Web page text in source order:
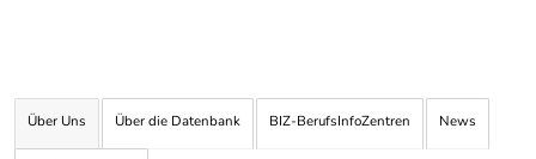
Über Uns Über die Datenbank BIZ-BerufsInfoZentren News